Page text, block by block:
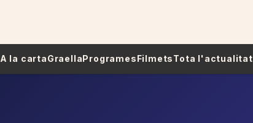
A la cartaGraellaProgramesFilmetsTota l'actualitat